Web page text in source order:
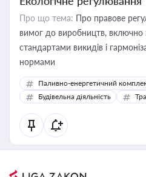
Про що тема: Про правове
вимог до виробництв, включно
стандартами викидів і
нормами
Паливно-енергетичний
Будівельна діяльність